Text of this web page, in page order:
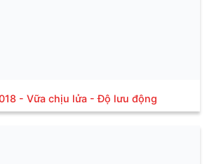
- Vữa chịu lửa - Độ lưu động